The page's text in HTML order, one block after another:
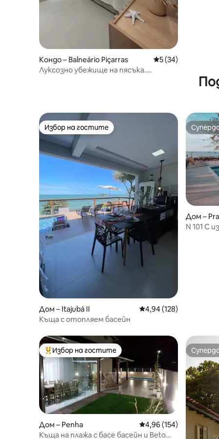
Кондо – Balneário Piçarras Средна оценка: 5
5 (34)
Луксозно убежище на пясъка.
Избор на гостите
Избор на гостите
Дом – Itajubá II Средна оценка: 4,94
4,94 (128)
Къща с отопляем басейн
Дом –
tapocorói
N 101 С
Най-популярен избор на гостите
Избор на гостите
Дом – Penha Средна оценка: 4,96
4,96 (154)
Къща на плажа с басе басейн и Beto